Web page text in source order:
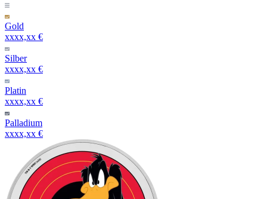
Gold
xxxx,xx €
Silber
xxxx,xx €
Platin
xxxx,xx €
Palladium
xxxx,xx €